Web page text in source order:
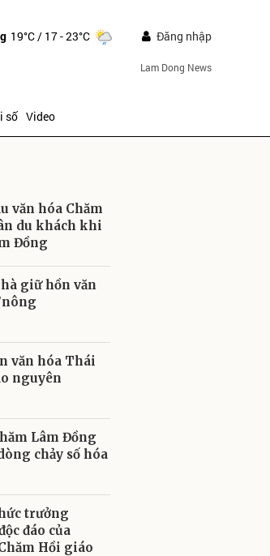
19°C/ 17 - 23°C Đăng nhập
Lam Dong News
số Video
văn hóa Chăm
du khách khi
Đồng
giữ hồn văn
văn hóa Thái
nguyên
Lâm Đồng
chảy số hóa
trưởng
đáo của
Hồi giáo